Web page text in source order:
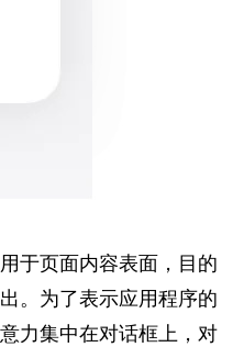
于页面内容表面，目的
。为了表示应用程序的
力集中在对话框上，对